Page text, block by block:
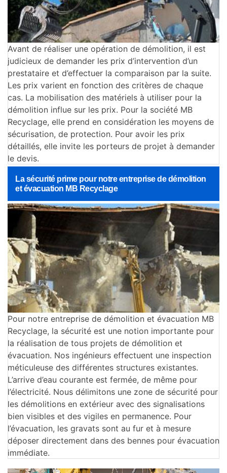
Avant de réaliser une opération de démolition, il est
judicieux de demander les prix d’intervention d’un
prestataire et d’effectuer la comparaison par la suite.
Les prix varient en fonction des critères de chaque
cas. La mobilisation des matériels à utiliser pour la
démolition influe sur les prix. Pour la société MB
Recyclage, elle prend en considération les moyens de
sécurisation, de protection. Pour avoir les prix
détaillés, elle invite les porteurs de projet à demander
le devis.
La sécurité prime pour notre entreprise de démolition
et évacuation MB Recyclage
Pour notre entreprise de démolition et évacuation MB
Recyclage, la sécurité est une notion importante pour
la réalisation de tous projets de démolition et
évacuation. Nos ingénieurs effectuent une inspection
méticuleuse des différentes structures existantes.
L’arrive d’eau courante est fermée, de même pour
l’électricité. Nous délimitons une zone de sécurité pour
les démolitions en extérieur avec des signalisations
bien visibles et des vigiles en permanence. Pour
l’évacuation, les gravats sont au fur et à mesure
déposer directement dans des bennes pour évacuation
immédiate.